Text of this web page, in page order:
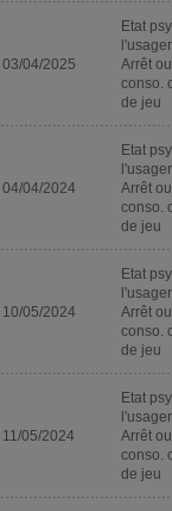
03/04/2025
Etat
l'usager
Arrêt
conso.
de jeu
04/04/2024
Etat
l'usager
Arrêt
conso.
de jeu
10/05/2024
Etat
l'usager
Arrêt
conso.
de jeu
11/05/2024
Etat
l'usager
Arrêt
conso.
de jeu